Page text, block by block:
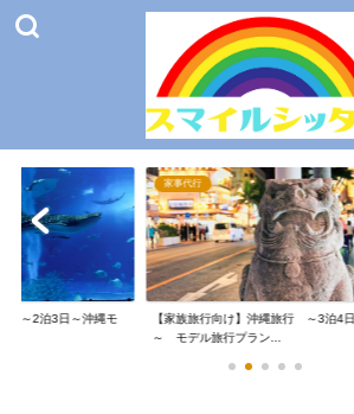
】～2泊3日～沖縄モ
家事代行
【家族旅行向け】沖縄旅行 ～3泊4日
～ モデル旅行プラン...